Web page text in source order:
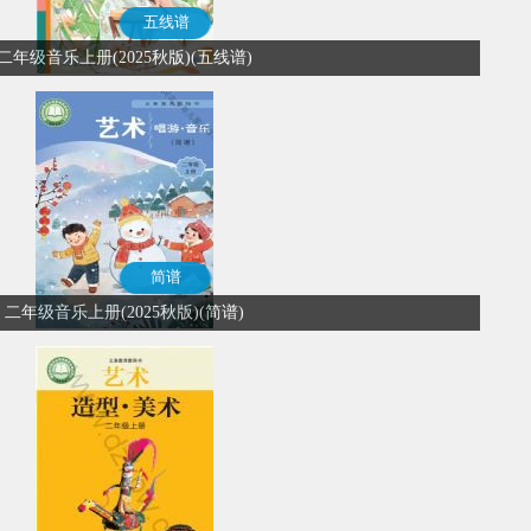
五线谱
年级音乐上册(2025秋版)(五线谱)
简谱
二年级音乐上册(2025秋版)(简谱)